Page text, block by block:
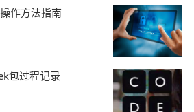
作方法指南
包过程记录